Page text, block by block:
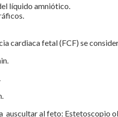
líquido amniótico.
cardiaca fetal (FCF) se
auscultar al feto: Estetoscopio